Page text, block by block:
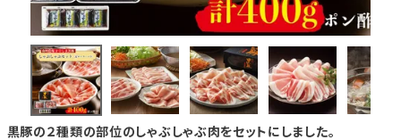
黒豚の２種類の部位のしゃぶしゃぶ肉をセットにしました。